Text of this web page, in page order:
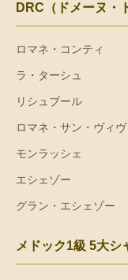
DRC（ドメーヌ・
ロマネ・コンティ
ラ・ターシュ
リシュブール
ロマネ・サン・ヴィ
モンラッシェ
エシェゾー
グラン・エシェゾー
メドック1級 5大シ